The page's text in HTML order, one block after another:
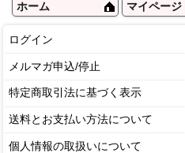
ホーム マイページ
ログイン
メルマガ申込/停止
特定商取引法に基づく表示
送料とお支払い方法について
個人情報の取扱いについて